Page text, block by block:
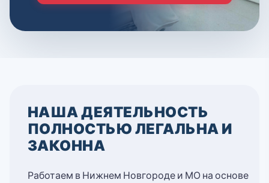
НАША ДЕЯТЕЛЬНОСТЬ
ПОЛНОСТЬЮ ЛЕГАЛЬНА И
ЗАКОННА
Работаем в Нижнем Новгороде и МО на основе